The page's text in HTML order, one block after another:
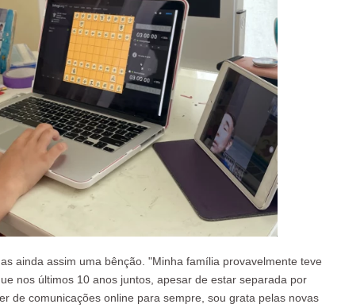
ainda assim uma bênção. "Minha família provavelmente teve
nos últimos 10 anos juntos, apesar de estar separada por
de comunicações online para sempre, sou grata pelas novas